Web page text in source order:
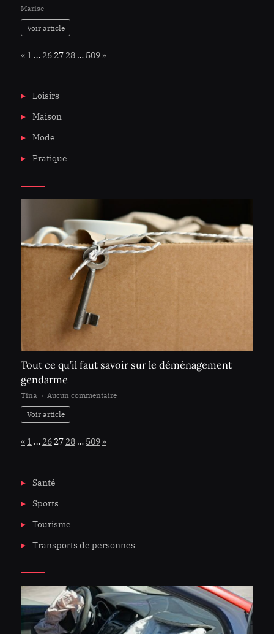
Marise
Voir article
Page:
Previous
« 1 … 2627 28 … 509 Next
»
Loisirs
Maison
Mode
Pratique
Tout ce qu’il faut savoir sur le déménagement
gendarme
Tina Aucun commentairesur
Voir article
Page:
Previous
« 1 … 2627 28 … 509 Next
»
Santé
Sports
Tourisme
Transports de personnes